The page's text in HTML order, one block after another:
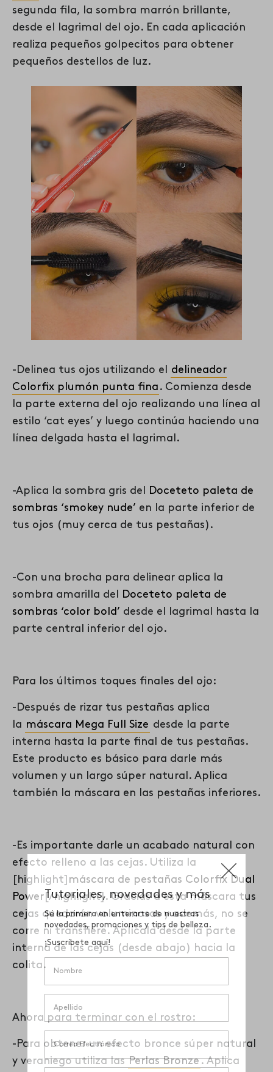
segunda fila, la sombra marrón brillante,
desde el lagrimal del ojo. En cada aplicación
realiza pequeños golpecitos para obtener
pequeños destellos de luz.
-Delinea tus ojos utilizando el delineador
Colorfix plumón punta fina . Comienza desde
la parte externa del ojo realizando una línea al
estilo ‘cat eyes’ y luego continúa haciendo una
línea delgada hasta el lagrimal.
-Aplica la sombra gris del Doceteto paleta de
sombras ‘smokey nude’ en la parte inferior de
tus ojos (muy cerca de tus pestañas).
-Con una brocha para delinear aplica la
sombra amarilla del Doceteto paleta de
sombras ‘color bold’ desde el lagrimal hasta la
parte central inferior del ojo.
Para los últimos toques finales del ojo:
-Después de rizar tus pestañas aplica
la máscara Mega Full Size desde la parte
interna hasta la parte final de tus pestañas.
Este producto es básico para darle más
volumen y un largo súper natural. Aplica
también la máscara en las pestañas inferiores.
-Es importante darle un acabado natural con
efecto relleno a las cejas. Utiliza la
[highlight] máscara de pestañas Colorfix Dual
Power [/highlight]. Gracias a esta máscara tus
cejas quedarán voluminosas y además, no se
corre ni transfiere. Aplícala desde la parte
interna de las cejas (desde abajo) hacia la
colita.
Ahora para terminar con el rostro:
-Para obtener un efecto bronce súper natural
y veraniego utiliza lasPerlas Bronze. Aplica